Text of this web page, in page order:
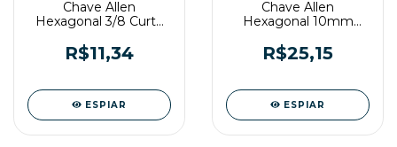
Chave Allen
Hexagonal 3/8 Curta
R$11,34
ESPIAR
Chave Allen
Hexagonal 10mm
R$25,15
ESPIAR